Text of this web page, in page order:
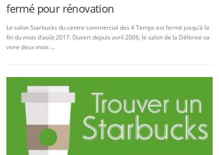
fermé pour rénovation
Le salon Starbucks du centre commercial des 4 Temps est fermé jusqu’à la
fin du mois d’août 2017. Ouvert depuis avril 2006, le salon de la Défense va
vivre deux mois …